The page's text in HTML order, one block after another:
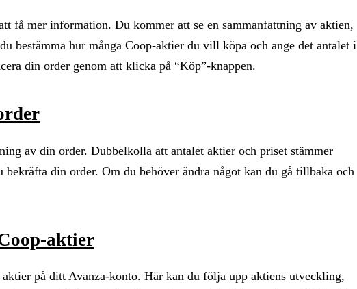
få mer information. Du kommer att se en sammanfattning av aktien,
bestämma hur många Coop-aktier du vill köpa och ange det antalet i
din order genom att klicka på “Köp”-knappen.
av din order. Dubbelkolla att antalet aktier och priset stämmer
din order. Om du behöver ändra något kan du gå tillbaka och
aktier
på ditt Avanza-konto. Här kan du följa upp aktiens utveckling,